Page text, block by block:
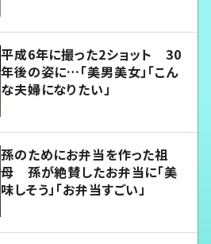
平成6年に撮った2ショット 30
年後の姿に…「美男美女」「こん
な夫婦になりたい」
孫のためにお弁当を作った祖
母 孫が絶賛したお弁当に「美
味しそう」「お弁当すごい」